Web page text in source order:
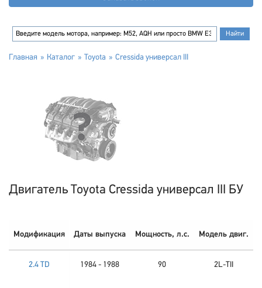
Главная Каталог Toyota Cressida универсал III
Двигатель Toyota Cressida универсал III БУ
Модификация Даты выпуска Мощность, л.с. Модель двиг.
2.4 TD 1984 - 1988 90 2L-TII